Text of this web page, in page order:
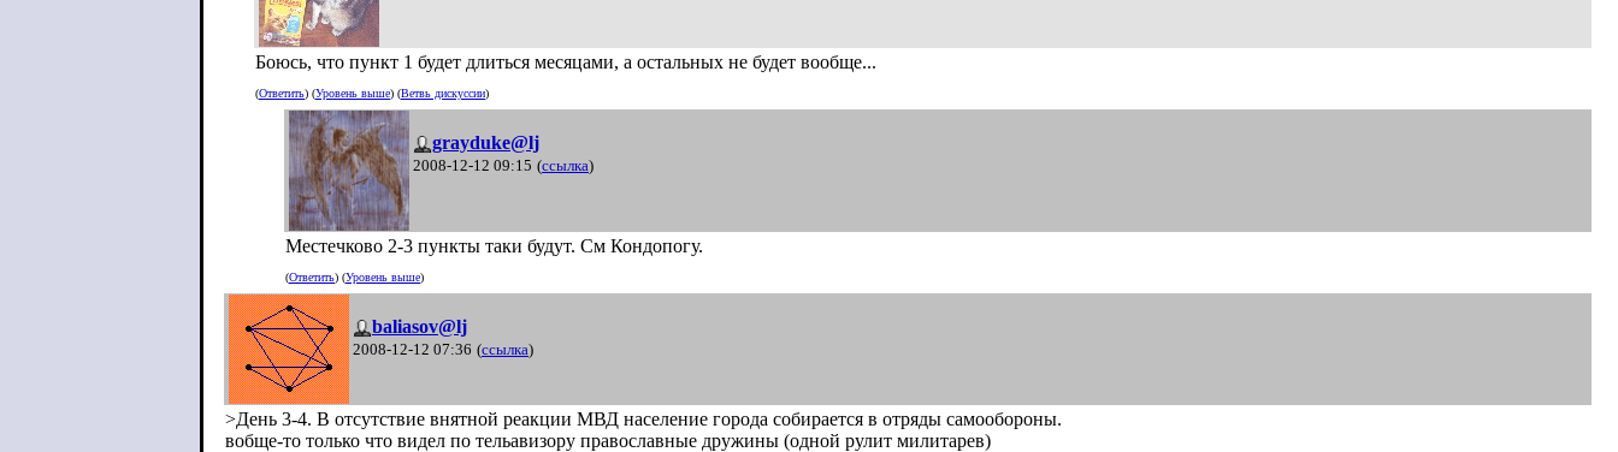
Боюсь, что пункт 1 будет длиться месяцами, а остальных не будет вообще...
(Ответить) (Уровень выше) (Ветвь дискуссии)
grayduke@lj
2008-12-12 09:15 (ссылка)
Местечково 2-3 пункты таки будут. См Кондопогу.
(Ответить) (Уровень выше)
baliasov@lj
2008-12-12 07:36 (ссылка)
>День 3-4. В отсутствие внятной реакции МВД население города собирается в отряды самообороны.
вобще-то только что видел по тельавизору православные дружины (одной рулит милитарев)